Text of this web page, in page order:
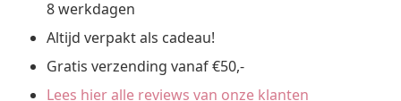
8 werkdagen
Altijd verpakt als cadeau!
Gratis verzending vanaf €50,-
Lees hier alle reviews van onze klanten